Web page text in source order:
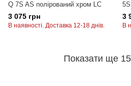
Q 7S AS полірований хром LC
3 075 грн
В наявності. Доставка 12-18 днів.
3
В
Показати ще 15